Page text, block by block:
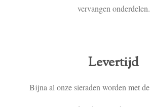
vervangen onderdelen.
Levertijd
Bijna al onze sieraden worden met